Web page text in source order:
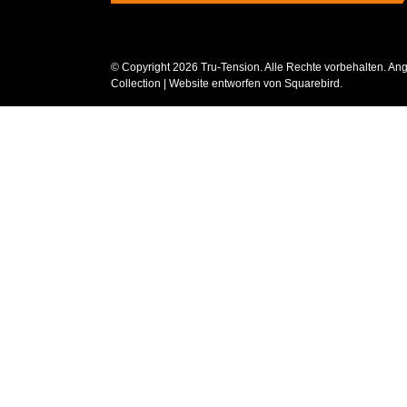
© Copyright2026 Tru-Tension. Alle Rechte vorbehalten.
Collection | Website entworfen von Squarebird .